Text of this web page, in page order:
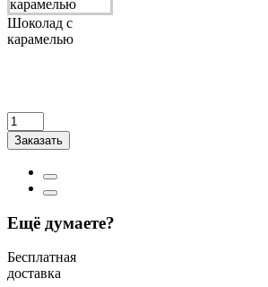
Шоколад с
карамелью
Заказать
Ещё думаете?
Бесплатная
доставка